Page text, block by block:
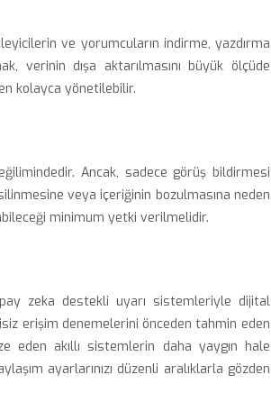
ve yorumcuların indirme, yazdırma
verinin dışa aktarılmasını büyük ölçüde
kolayca yönetilebilir.
Ancak, sadece görüş bildirmesi
veya içeriğinin bozulmasına neden
minimum yetki verilmelidir.
zeka destekli uyarı sistemleriyle dijital
erişim denemelerini önceden tahmin eden
eden akıllı sistemlerin daha yaygın hale
ayarlarınızı düzenli aralıklarla gözden